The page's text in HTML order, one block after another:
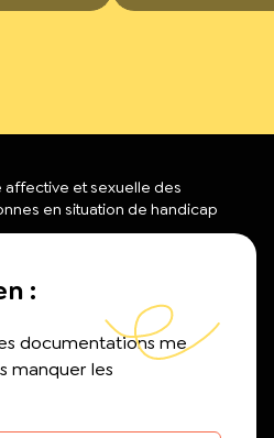
affective et sexuelle des
en situation de handicap
:
documentations me
manquer les